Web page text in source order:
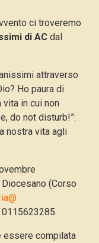
ci troveremo
di AC dal
attraverso
Ho paura di
in cui non
do not disturb!”:
nostra vita agli
(Corso
essere compilata